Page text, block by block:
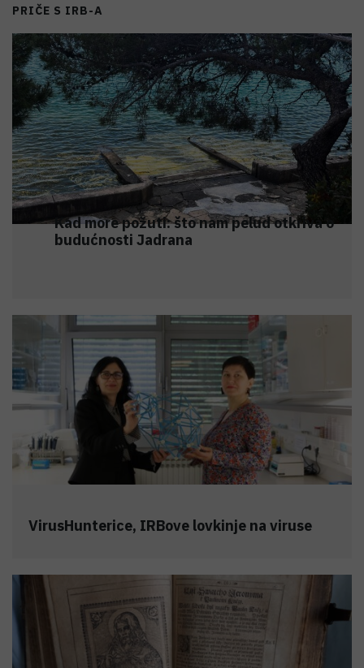
PRIČE S IRB-A
Kad more požuti: što nam pelud otkriva o
budućnosti Jadrana
VirusHunterice, IRBove lovkinje na viruse